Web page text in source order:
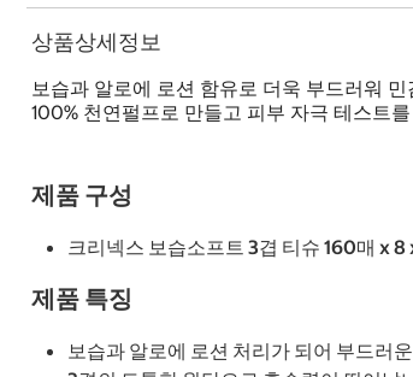
상품상세정보
보습과 알로에 로션 함유로 더욱 부드러워
100% 천연펄프로 만들고 피부 자극 테스트
제품 구성
크리넥스 보습소프트 3겹 티슈 160매 x 8
제품 특징
보습과 알로에 로션 처리가 되어 부드러